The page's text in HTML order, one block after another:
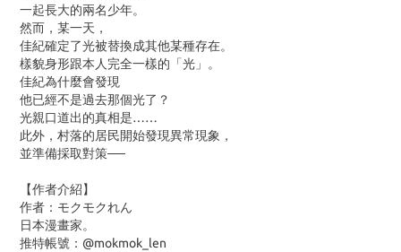
一起長大的兩名少年。
然而，某一天，
佳紀確定了光被替換成其他某種存在。
樣貌身形跟本人完全一樣的「光」。
佳紀為什麼會發現
他已經不是過去那個光了？
光親口道出的真相是……
此外，村落的居民開始發現異常現象，
並準備採取對策──
【作者介紹】
作者：モクモクれん
日本漫畫家。
推特帳號：@mokmok_len